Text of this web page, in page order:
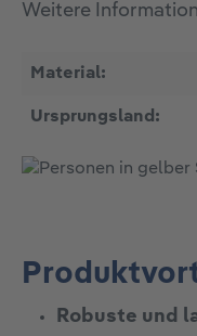
Weitere
Material:
Ursprungsland:
Robuste und